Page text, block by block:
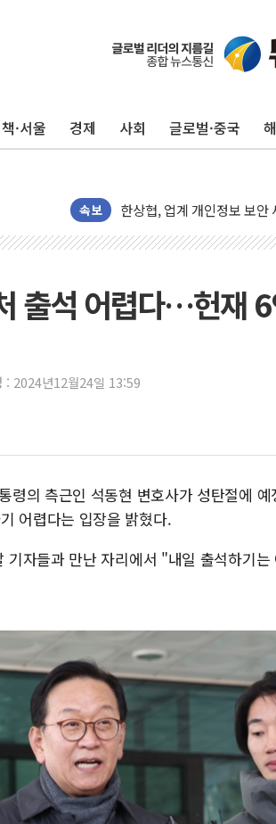
·서울 경제 사회 글로벌·중국
속보
10월 보완수사권 폐지·공
뉴욕증시, 고용 쇼크에 금
트럼프, 쿡 연준 이사 해임
미 연준 매파 기세 꺾이나…
[종합] 이슬람 수니파 3국, '
이란 핵심 원유 수출항 '하
美 고용 쇼크에 엔화 장중
[AI MY 뉴스] 뉴욕 반도체주
뉴욕증시 프리뷰, 美 고용
[종합] 美 7월 고용 2만3000
[사진] 이슬람 수니파 3개국,
뉴욕증시 개장 전 특징주...
출석 어렵다…헌재
: 2024년12월24일 13:59
령의 측근인 석동현 변호사가 성탄절에 예
어렵다는 입장을 밝혔다.
자들과 만난 자리에서 "내일 출석하기